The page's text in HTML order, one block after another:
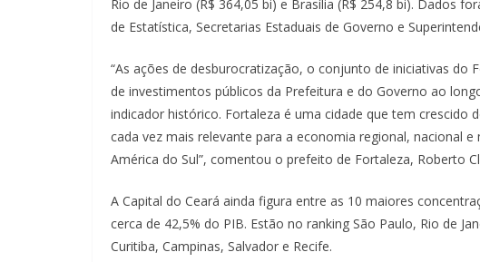
Rio de Janeiro (R$ 364,05 bi) e Brasília (R$ 254,8 bi). Dados
de Estatística, Secretarias Estaduais de Governo e
“As ações de desburocratização, o conjunto de iniciativas do
de investimentos públicos da Prefeitura e do Governo ao
indicador histórico. Fortaleza é uma cidade que tem
cada vez mais relevante para a economia regional, nacional
América do Sul”, comentou o prefeito de Fortaleza, Roberto
A Capital do Ceará ainda figura entre as 10 maiores
cerca de 42,5% do PIB. Estão no ranking São Paulo, Rio de
Curitiba, Campinas, Salvador e Recife.